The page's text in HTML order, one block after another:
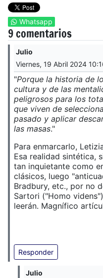
Whatsapp
9 comentarios
Julio
Viernes, 19 Abril 2024
"Porque la historia de
cultura y de las
peligrosos para los
que viven de
pasado y aplicar
las masas."
Para enmarcarlo,
Esa realidad sintética,
tan inquietante como
clásicos, luego
Bradbury, etc., por no
Sartori ("Homo
leerán. Magnífico
Responder
Julio